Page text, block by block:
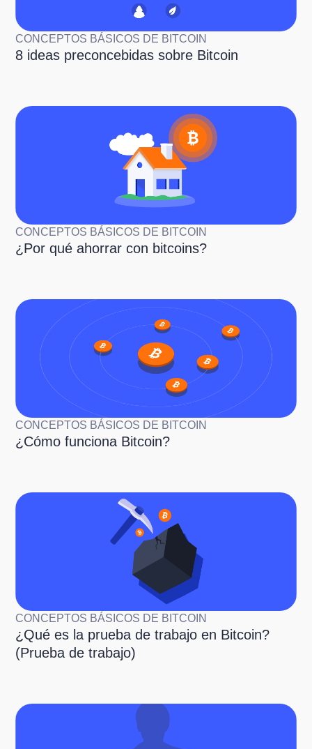
CONCEPTOS BÁSICOS DE BITCOIN
8 ideas preconcebidas sobre Bitcoin
CONCEPTOS BÁSICOS DE BITCOIN
¿Por qué ahorrar con bitcoins?
CONCEPTOS BÁSICOS DE BITCOIN
¿Cómo funciona Bitcoin?
CONCEPTOS BÁSICOS DE BITCOIN
¿Qué es la prueba de trabajo en Bitcoin?
(Prueba de trabajo)